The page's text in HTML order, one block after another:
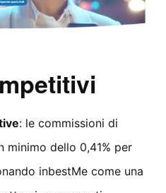
: le commissioni di
minimo dello 0,41% per
inbestMe come una